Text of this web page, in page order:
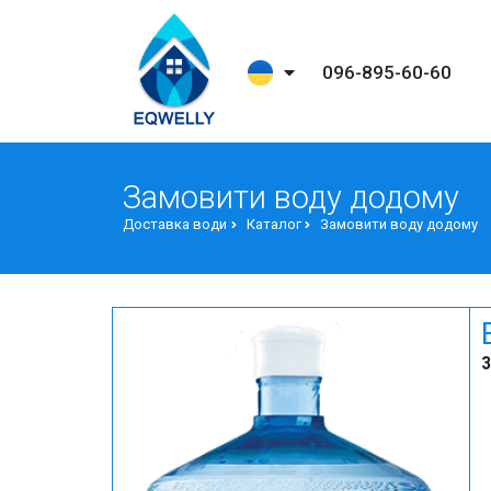
096-895-60-60
Замовити воду додому
Доставка води Каталог Замовити воду додому